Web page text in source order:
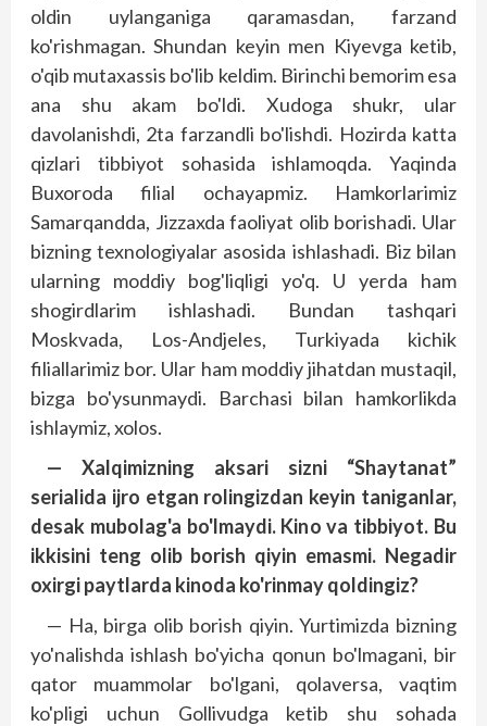
oldin uylanganiga qaramasdan, farzand
ko'rishmagan. Shundan keyin men Kiyevga ketib,
o'qib mutaxassis bo'lib keldim. Birinchi bemorim esa
ana shu akam bo'ldi. Xudoga shukr, ular
davolanishdi, 2ta farzandli bo'lishdi. Hozirda katta
qizlari tibbiyot sohasida ishlamoqda. Yaqinda
Buxoroda filial ochayapmiz. Hamkorlarimiz
Samarqandda, Jizzaxda faoliyat olib borishadi. Ular
bizning texnologiyalar asosida ishlashadi. Biz bilan
ularning moddiy bog'liqligi yo'q. U yerda ham
shogirdlarim ishlashadi. Bundan tashqari
Moskvada, Los-Andjeles, Turkiyada kichik
filiallarimiz bor. Ular ham moddiy jihatdan mustaqil,
bizga bo'ysunmaydi. Barchasi bilan hamkorlikda
ishlaymiz, xolos.
— Xalqimizning aksari sizni “Shaytanat”
serialida ijro etgan rolingizdan keyin taniganlar,
desak mubolag'a bo'lmaydi. Kino va tibbiyot. Bu
ikkisini teng olib borish qiyin emasmi. Negadir
oxirgi paytlarda kinoda ko'rinmay qoldingiz?
— Ha, birga olib borish qiyin. Yurtimizda bizning
yo'nalishda ishlash bo'yicha qonun bo'lmagani, bir
qator muammolar bo'lgani, qolaversa, vaqtim
ko'pligi uchun Gollivudga ketib shu sohada